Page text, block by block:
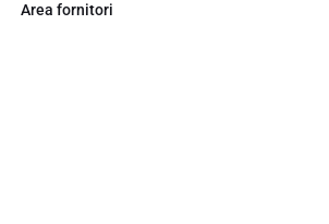
Area fornitori